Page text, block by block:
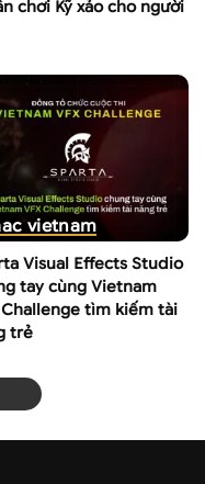
chơi Kỹ xảo cho người
vietnam
Visual Effects Studio
tay cùng Vietnam
Challenge tìm kiếm tài
trẻ